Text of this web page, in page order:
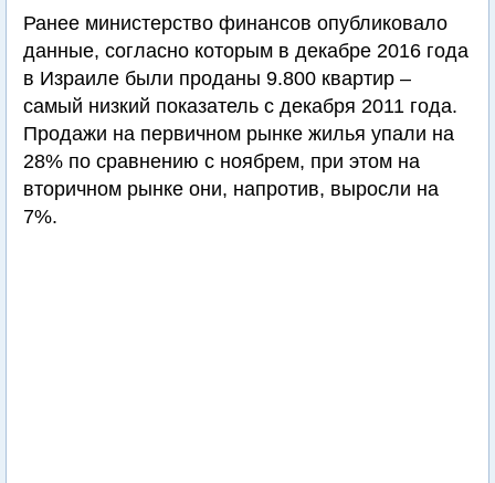
Ранее министерство финансов опубликовало
данные, согласно которым в декабре 2016 года
в Израиле были проданы 9.800 квартир –
самый низкий показатель с декабря 2011 года.
Продажи на первичном рынке жилья упали на
28% по сравнению с ноябрем, при этом на
вторичном рынке они, напротив, выросли на
7%.